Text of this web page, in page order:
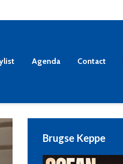
Agenda Contact
Brugse Keppe